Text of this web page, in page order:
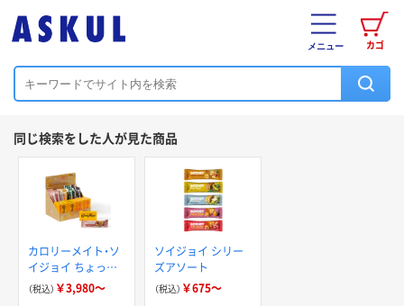
カゴ
メニュー
同じ検索をした人が見た商品
カロリーメイト・ソ
イジョイ ちょっと
ひと息アソートセッ
（税込） ￥3,980～
ソイジョイ シリー
ズアソート
（税込） ￥675～